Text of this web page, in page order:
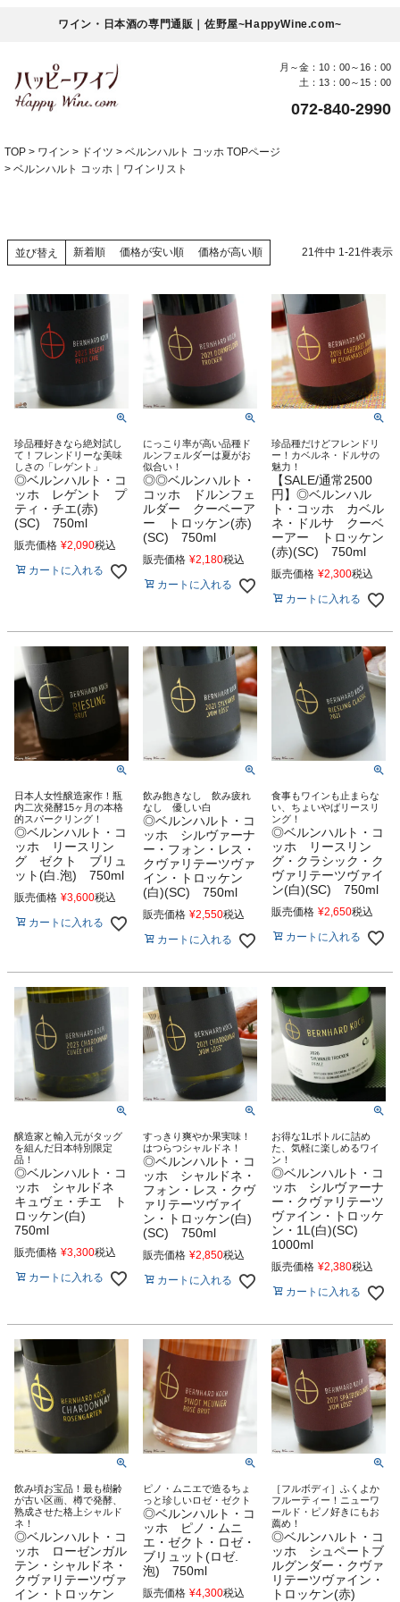
ワイン・日本酒の専門通販｜佐野屋~HappyWine.com~
月～金：10：00～16：00
土：13：00～15：00
072-840-2990
TOP ワイン ドイツ
ベルンハルト コッホ TOPページ
ベルンハルト コッホ｜ワインリスト
並び替え 新着順 価格が安い順 価格が高い順 21件中 1-21件表示
珍品種好きなら絶対試し
て！フレンドリーな美味
しさの「レゲント」
◎ベルンハルト・コ
ッホ レゲント プ
ティ・チエ(赤)
(SC) 750ml
販売価格 ¥2,090税込
カートに入れる
にっこり率が高い品種ド
ルンフェルダーは夏がお
似合い！
◎◎ベルンハルト・
コッホ ドルンフェ
ルダー クーベーア
ー トロッケン(赤)
(SC) 750ml
販売価格 ¥2,180税込
カートに入れる
珍品種だけどフレンドリ
ー！カベルネ・ドルサの
魅力！
【SALE/通常2500
円】◎ベルンハル
ト・コッホ カベル
ネ・ドルサ クーベ
ーアー トロッケン
(赤)(SC) 750ml
販売価格 ¥2,300税込
カートに入れる
日本人女性醸造家作！瓶
内二次発酵15ヶ月の本格
的スパークリング！
◎ベルンハルト・コ
ッホ リースリン
グ ゼクト ブリュ
ット(白.泡) 750ml
販売価格 ¥3,600税込
カートに入れる
飲み飽きなし 飲み疲れ
なし 優しい白
◎ベルンハルト・コ
ッホ シルヴァーナ
ー・フォン・レス・
クヴァリテーツヴァ
イン・トロッケン
(白)(SC) 750ml
販売価格 ¥2,550税込
カートに入れる
食事もワインも止まらな
い、ちょいやばリースリ
ング！
◎ベルンハルト・コ
ッホ リースリン
グ・クラシック・ク
ヴァリテーツヴァイ
ン(白)(SC) 750ml
販売価格 ¥2,650税込
カートに入れる
醸造家と輸入元がタッグ
を組んだ日本特別限定
品！
◎ベルンハルト・コ
ッホ シャルドネ
キュヴェ・チエ ト
ロッケン(白)
750ml
販売価格 ¥3,300税込
カートに入れる
すっきり爽やか果実味！
はつらつシャルドネ！
◎ベルンハルト・コ
ッホ シャルドネ・
フォン・レス・クヴ
ァリテーツヴァイ
ン・トロッケン(白)
(SC) 750ml
販売価格 ¥2,850税込
カートに入れる
お得な1Lボトルに詰め
た、気軽に楽しめるワイ
ン！
◎ベルンハルト・コ
ッホ シルヴァーナ
ー・クヴァリテーツ
ヴァイン・トロッケ
ン・1L(白)(SC)
1000ml
販売価格 ¥2,380税込
カートに入れる
飲み頃お宝品！最も樹齢
が古い区画、樽で発酵、
熟成させた格上シャルド
ネ！
◎ベルンハルト・コ
ッホ ローゼンガル
テン・シャルドネ・
クヴァリテーツヴァ
イン・トロッケン
ピノ・ムニエで造るちょ
っと珍しいロゼ・ゼクト
◎ベルンハルト・コ
ッホ ピノ・ムニ
エ・ゼクト・ロゼ・
ブリュット(ロゼ.
泡) 750ml
販売価格 ¥4,300税込
［フルボディ］ふくよか
フルーティー！ニューワ
ールド・ピノ好きにもお
薦め！
◎ベルンハルト・コ
ッホ シュペートブ
ルグンダー・クヴァ
リテーツヴァイン・
トロッケン(赤)